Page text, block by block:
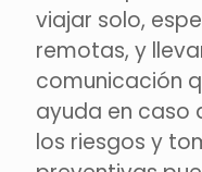
viajar solo,
remotas, y
comunicación
ayuda en caso
los riesgos y